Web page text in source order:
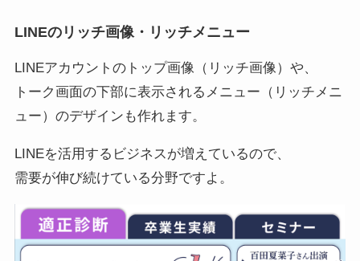
LINEのリッチ画像・リッチメニュー
LINEアカウントのトップ画像（リッチ画像）や、
トーク画面の下部に表示されるメニュー（リッチメニ
ュー）のデザインも作れます。
LINEを活用するビジネスが増えているので、
需要が伸び続けている分野ですよ。